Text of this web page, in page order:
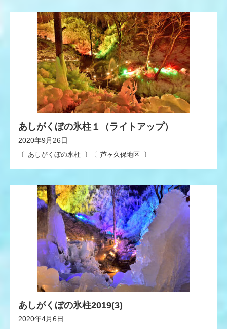
2020年9月26日
あしがくぼの氷柱 芦ヶ久保地区
あしがくぼの氷柱１（ライトアップ）
2020年4月6日
あしがくぼの氷柱2019(3)